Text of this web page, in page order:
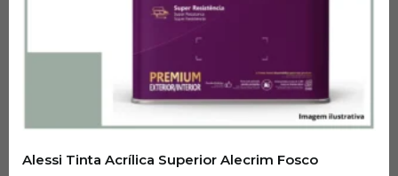
Alessi Tinta Acrílica Superior Alecrim Fosco